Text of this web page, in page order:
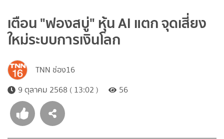
เตือน "ฟองสบู่" หุ้น AI แตก จุดเสี่ยง
ใหม่ระบบการเงินโลก
TNN ช่อง16
9 ตุลาคม 2568 ( 13:02 )
56